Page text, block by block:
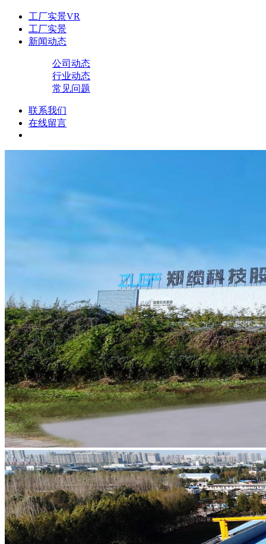
工厂实景VR
工厂实景
新闻动态
公司动态
行业动态
常见问题
联系我们
在线留言